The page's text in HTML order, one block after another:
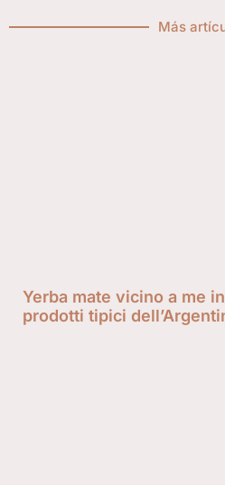
Más
Yerba mate vicino a me
prodotti tipici